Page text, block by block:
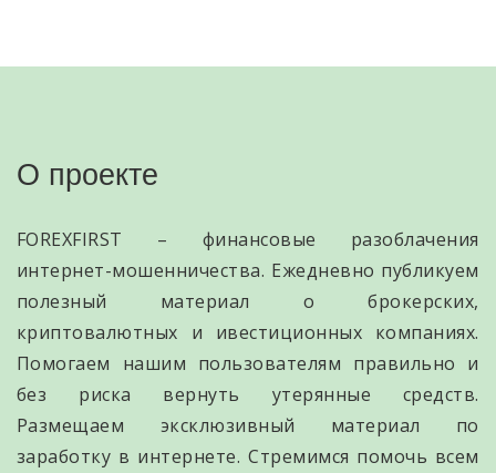
О проекте
FOREXFIRST – финансовые разоблачения
интернет-мошенничества. Ежедневно публикуем
полезный материал о брокерских,
криптовалютных и ивестиционных компаниях.
Помогаем нашим пользователям правильно и
без риска вернуть утерянные средств.
Размещаем эксклюзивный материал по
заработку в интернете. Стремимся помочь всем